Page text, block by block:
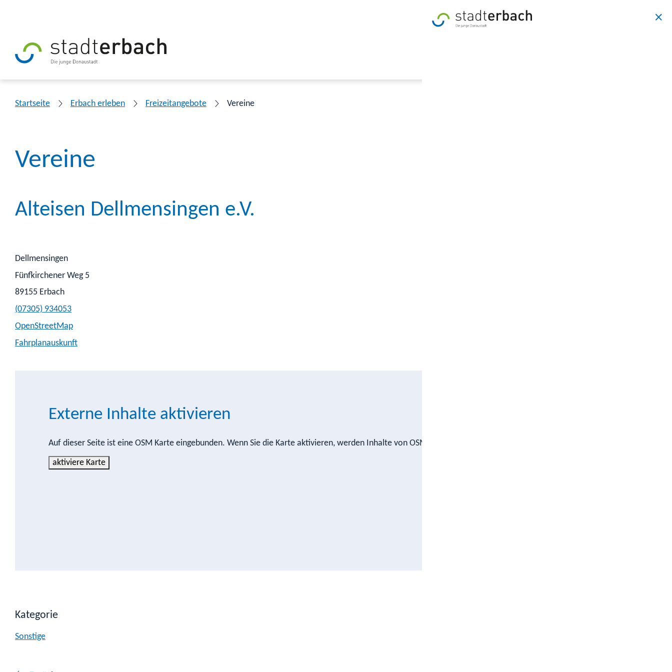
Startseite Erbach erleben Freizeitangebote Vereine
Vereine
Alteisen Dellmensingen e.V.
Dellmensingen
Fünfkirchener Weg 5
89155 Erbach
OpenStreetMap
Fahrplanauskunft
(07305) 934053
Externe Inhalte aktivieren
Auf dieser Seite ist eine OSM Karte eingebunden. Wenn Sie die Karte aktivieren, werden Inhalte von OSM nachgeladen.
aktiviere Karte
Kategorie
Sonstige